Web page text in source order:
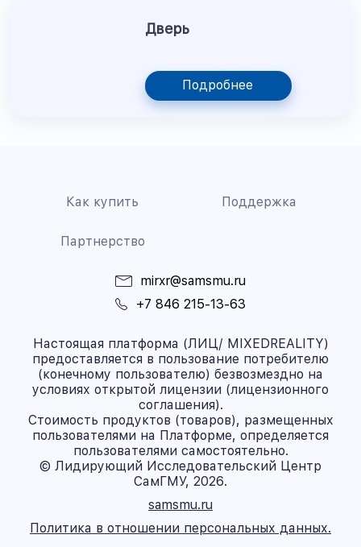
Дверь
Подробнее
Как купить Поддержка
Партнерство
mirxr@samsmu.ru
+7 846 215-13-63
Настоящая платформа (ЛИЦ/ MIXEDREALITY)
предоставляется в пользование потребителю
(конечному пользователю) безвозмездно на
условиях открытой лицензии (лицензионного
соглашения).
Стоимость продуктов (товаров), размещенных
пользователями на Платформе, определяется
пользователями самостоятельно.
© Лидирующий Исследовательский Центр
СамГМУ, 2026.
samsmu.ru
Политика в отношении персональных данных.